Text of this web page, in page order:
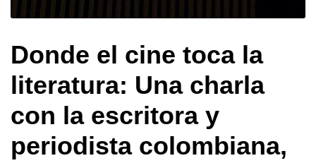
Donde el cine toca la
literatura: Una charla
con la escritora y
periodista colombiana,